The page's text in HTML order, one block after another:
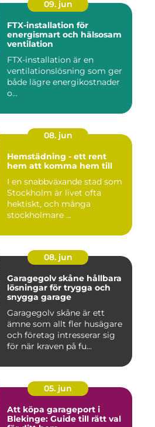
09. jun
FTX-installation för
energismart och hälsosam
ventilation
FTX-installation är en
ventilationslösning som ger
både lägre energikostnader
o...
08. jun
Hemstädning - ett rent
hem att komma hem till
I en snabbväxande stad som
Stockholm är livet ofta
hektiskt, och många
stockholmare ...
08. jun
Garagegolv skåne hållbara
lösningar för trygga och
snygga garage
Garagegolv skåne är ett
ämne som allt fler husägare
och företag intresserar sig
för när kraven på fu...
05. jun
Att köpa garageport i
Blekinge: Guide till rätt val